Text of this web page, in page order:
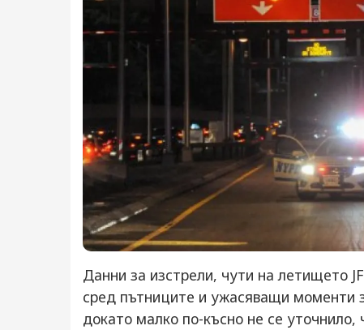
Данни за изстрели, чути на летището
сред пътниците и ужасяващи моменти
докато малко по-късно не се